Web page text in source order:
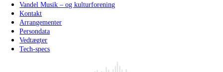
Vandel Musik – og kulturforening
Kontakt
Arrangementer
Persondata
Vedtægter
Tech-specs